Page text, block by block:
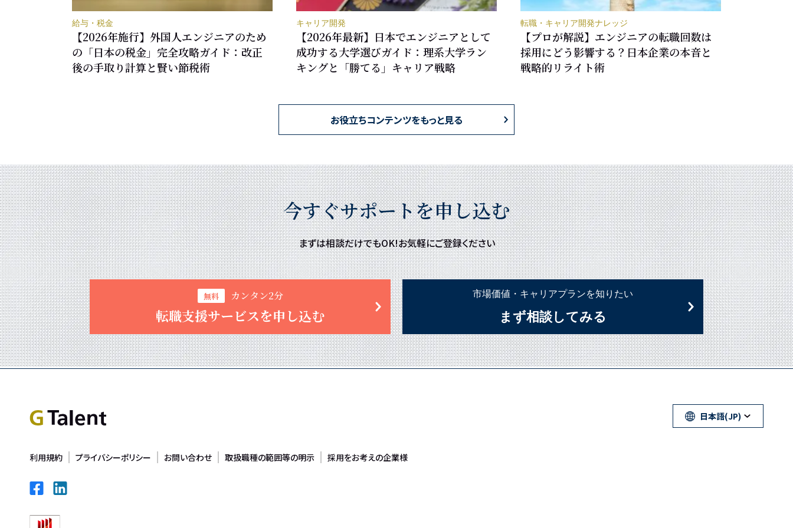
給与・税金
【2026年施行】外国人エンジニアのため
の「日本の税金」完全攻略ガイド：改正
後の手取り計算と賢い節税術
キャリア開発
【2026年最新】日本でエンジニアとして
成功する大学選びガイド：理系大学ラン
キングと「勝てる」キャリア戦略
転職・キャリア開発ナレッジ
【プロが解説】エンジニアの転職回数は
採用にどう影響する？日本企業の本音と
戦略的リライト術
お役立ちコンテンツをもっと見る
今すぐサポートを申し込む
まずは相談だけでもOK!お気軽にご登録ください
無料 カンタン2分
転職支援サービスを申し込む
市場価値・キャリアプランを知りたい
まず相談してみる
日本語(JP)
利用規約 プライバシーポリシー お問い合わせ 取扱職種の範囲等の明示 採用をお考えの企業様